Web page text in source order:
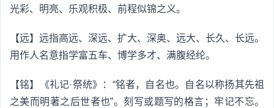
光彩、明亮、乐观积极、前程似锦之义。
【远】远指高远、深远、扩大、深奥、远大、长久、长远。
用作人名意指学富五车、博学多才、满腹经纶。
【铭】《礼记·祭统》：“铭者，自名也。自名以称扬其先祖
之美而明著之后世者也”。刻写或题写的格言；牢记不忘。